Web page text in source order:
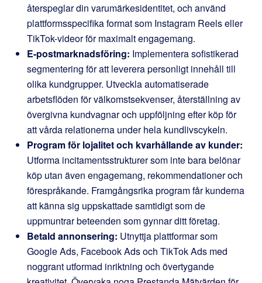
återspeglar din varumärkesidentitet, och använd
plattformsspecifika format som Instagram Reels eller
TikTok-videor för maximalt engagemang.
E-postmarknadsföring: Implementera sofistikerad
segmentering för att leverera personligt innehåll till
olika kundgrupper. Utveckla automatiserade
arbetsflöden för välkomstsekvenser, återställning av
övergivna kundvagnar och uppföljning efter köp för
att vårda relationerna under hela kundlivscykeln.
Program för lojalitet och kvarhållande av kunder:
Utforma incitamentsstrukturer som inte bara belönar
köp utan även engagemang, rekommendationer och
förespråkande. Framgångsrika program får kunderna
att känna sig uppskattade samtidigt som de
uppmuntrar beteenden som gynnar ditt företag.
Betald annonsering: Utnyttja plattformar som
Google Ads, Facebook Ads och TikTok Ads med
noggrant utformad inriktning och övertygande